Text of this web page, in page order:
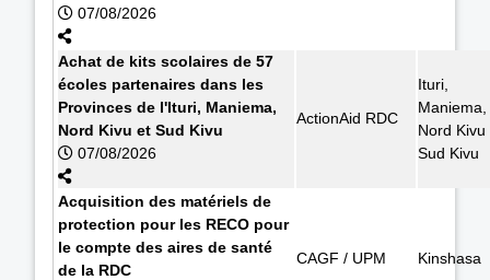
07/08/2026
Achat de kits scolaires de 57
écoles partenaires dans les
Provinces de l'Ituri, Maniema,
Nord Kivu et Sud Kivu
07/08/2026
ActionAid RDC
Ituri,
Maniema,
Nord Kivu
Sud Kivu
Acquisition des matériels de
protection pour les RECO pour
le compte des aires de santé
de la RDC
CAGF / UPM Kinshasa